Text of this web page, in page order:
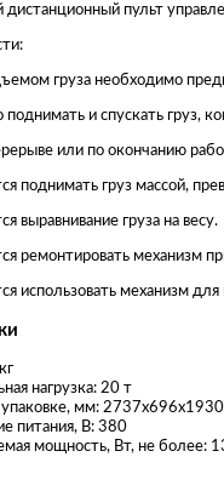
пульт
груза необходимо
и спускать груз,
или по окончанию
поднимать груз массой,
выравнивание груза на весу.
ремонтировать механизм
использовать механизм
нагрузка: 20 т
упаковке, мм: 2737х696х1930
питания, В: 380
мощность, Вт, не более: